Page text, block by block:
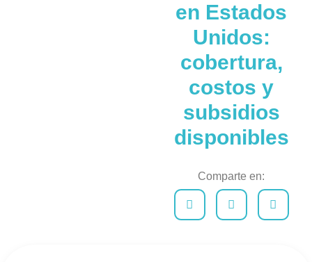
en Estados
Unidos:
cobertura,
costos y
subsidios
disponibles
Comparte en: